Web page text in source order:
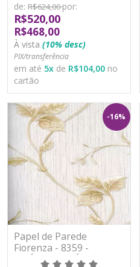
de: R$624,00por:
R$520,00
R$468,00
À vista (10% desc)
PIX/transferência
em até 5x de R$104,00 no
cartão
-16%
Papel de Parede
Fiorenza - 8359 -
VINÍLICO LAVÁVEL